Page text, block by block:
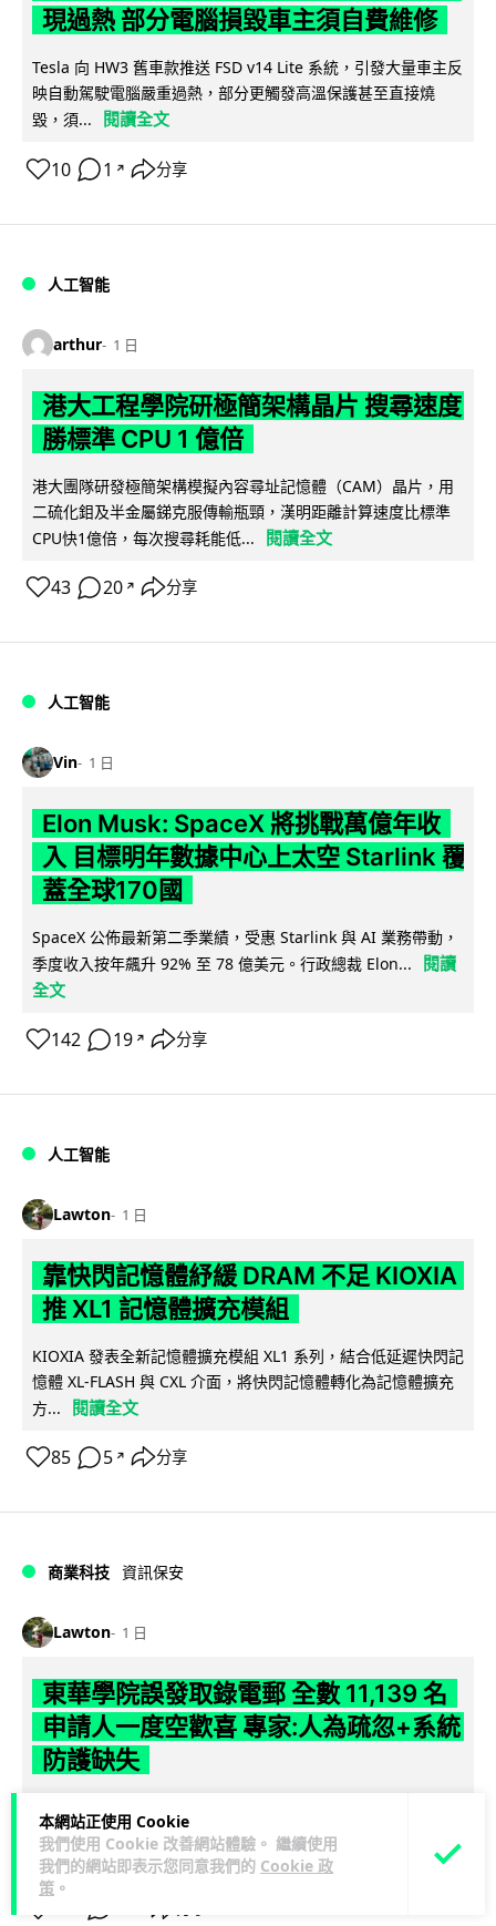
本網站正使用 Cookie
我們使用 Cookie 改善網站體驗。 繼續使用
我們的網站即表示您同意我們的 Cookie 政
策 。
現過熱 部分電腦損毀車主須自費維修
Tesla 向 HW3 舊車款推送 FSD v14 Lite 系統，引發大量車主反
映自動駕駛電腦嚴重過熱，部分更觸發高溫保護甚至直接燒
毀，須...
閱讀全文
10 1 ↗ 分享
人工智能
arthur 1 日
港大工程學院研極簡架構晶片 搜尋速度
勝標準 CPU 1 億倍
港大團隊研發極簡架構模擬內容尋址記憶體（CAM）晶片，用
二硫化鉬及半金屬銻克服傳輸瓶頸，漢明距離計算速度比標準
CPU快1億倍，每次搜尋耗能低...
閱讀全文
43 20 ↗ 分享
人工智能
Vin 1 日
Elon Musk: SpaceX 將挑戰萬億年收
入 目標明年數據中心上太空 Starlink 覆
蓋全球170國
SpaceX 公佈最新第二季業績，受惠 Starlink 與 AI 業務帶動，
季度收入按年飆升 92% 至 78 億美元。行政總裁 Elon...
閱讀
全文
142 19 ↗ 分享
人工智能
Lawton 1 日
靠快閃記憶體紓緩 DRAM 不足 KIOXIA
推 XL1 記憶體擴充模組
KIOXIA 發表全新記憶體擴充模組 XL1 系列，結合低延遲快閃記
憶體 XL-FLASH 與 CXL 介面，將快閃記憶體轉化為記憶體擴充
方...
閱讀全文
85 5 ↗ 分享
商業科技 資訊保安
Lawton 1 日
東華學院誤發取錄電郵 全數 11,139 名
申請人一度空歡喜 專家:人為疏忽+系統
防護缺失
11,139 名課程申請人錯誤發出取錄通知電郵，令大批考生一度
以為獲得學位取錄，事... 閱讀全文